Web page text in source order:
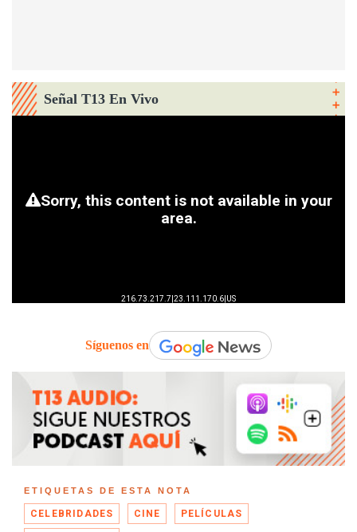
Señal T13 En Vivo
Síguenos en
ETIQUETAS DE ESTA NOTA
CELEBRIDADES CINE PELÍCULAS